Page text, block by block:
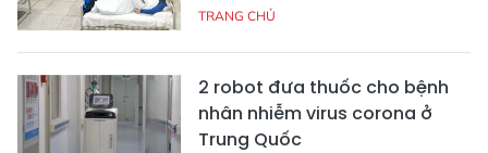
TRANG CHỦ
2 robot đưa thuốc cho bệnh
nhân nhiễm virus corona ở
Trung Quốc